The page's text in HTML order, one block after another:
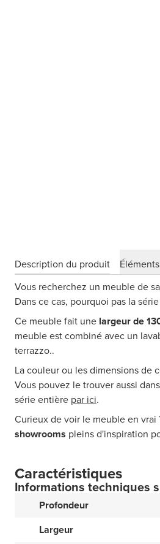
Description du produit
Vous recherchez un meuble de
Dans ce cas, pourquoi pas la série
Ce meuble fait une largeur de
meuble est combiné avec un
terrazzo..
La couleur ou les dimensions de
Vous pouvez le trouver aussi
série entière par ici.
Curieux de voir le meuble en
showrooms pleins d'inspiration
Caractéristiques
Informations techniques
Profondeur
Largeur